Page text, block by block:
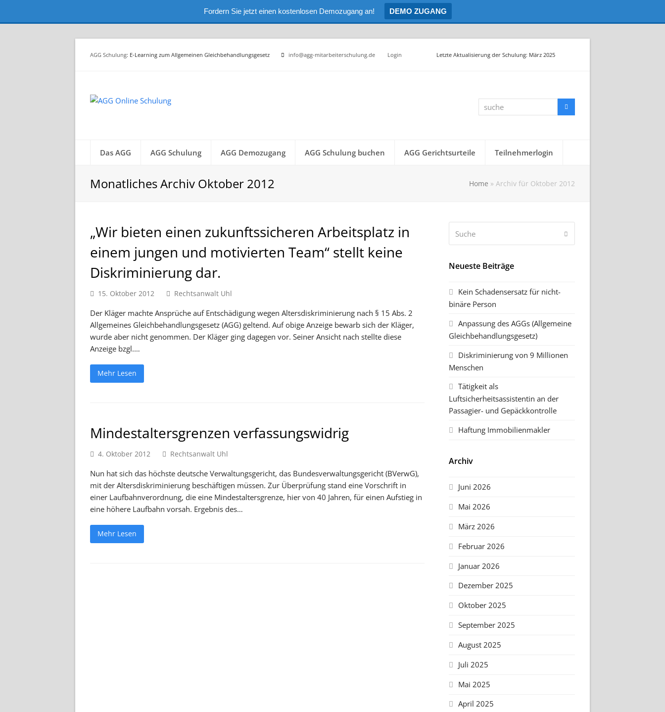
Fordern Sie jetzt einen kostenlosen Demozugang an! DEMO ZUGANG
AGG Schulung: E-Learning zum Allgemeinen Gleichbehandlungsgesetz info@agg-mitarbeiterschulung.de Login Letzte Aktualisierung der Schulung: März 2025
suche
Das AGG AGG Schulung AGG Demozugang AGG Schulung buchen AGG Gerichtsurteile Teilnehmerlogin
Monatliches Archiv Oktober 2012 Home » Archiv für Oktober 2012
„Wir bieten einen zukunftssicheren Arbeitsplatz in
einem jungen und motivierten Team“ stellt keine
Diskriminierung dar.
15. Oktober 2012 Rechtsanwalt Uhl
Der Kläger machte Ansprüche auf Entschädigung wegen Altersdiskriminierung nach § 15 Abs. 2
Allgemeines Gleichbehandlungsgesetz (AGG) geltend. Auf obige Anzeige bewarb sich der Kläger,
wurde aber nicht genommen. Der Kläger ging dagegen vor. Seiner Ansicht nach stellte diese
Anzeige bzgl.…
Mehr Lesen
Mindestaltersgrenzen verfassungswidrig
4. Oktober 2012 Rechtsanwalt Uhl
Nun hat sich das höchste deutsche Verwaltungsgericht, das Bundesverwaltungsgericht (BVerwG),
mit der Altersdiskriminierung beschäftigen müssen. Zur Überprüfung stand eine Vorschrift in
einer Laufbahnverordnung, die eine Mindestaltersgrenze, hier von 40 Jahren, für einen Aufstieg in
eine höhere Laufbahn vorsah. Ergebnis des…
Mehr Lesen
Neueste Beiträge
Kein Schadensersatz für nicht-
binäre Person
Anpassung des AGGs (Allgemeine
Gleichbehandlungsgesetz)
Diskriminierung von 9 Millionen
Menschen
Tätigkeit als
Luftsicherheitsassistentin an der
Passagier- und Gepäckkontrolle
Haftung Immobilienmakler
Archiv
Juni 2026
Mai 2026
März 2026
Februar 2026
Januar 2026
Dezember 2025
Oktober 2025
September 2025
August 2025
Juli 2025
Mai 2025
April 2025